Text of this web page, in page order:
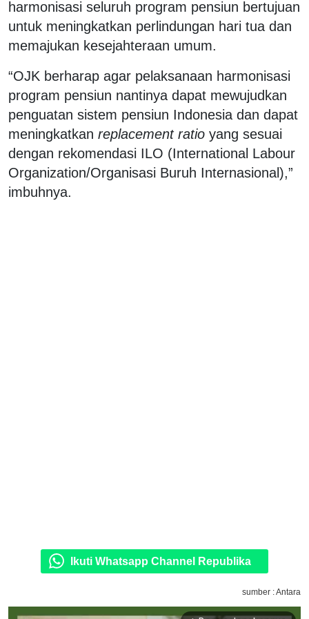
harmonisasi seluruh program pensiun bertujuan
untuk meningkatkan perlindungan hari tua dan
memajukan kesejahteraan umum.
“OJK berharap agar pelaksanaan harmonisasi
program pensiun nantinya dapat mewujudkan
penguatan sistem pensiun Indonesia dan dapat
meningkatkan replacement ratio yang sesuai
dengan rekomendasi ILO (International Labour
Organization/Organisasi Buruh Internasional),”
imbuhnya.
Ikuti Whatsapp Channel Republika
sumber : Antara